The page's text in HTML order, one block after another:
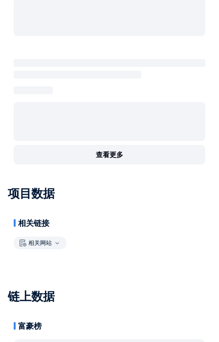
查看更多
项目数据
相关链接
相关网站
链上数据
富豪榜